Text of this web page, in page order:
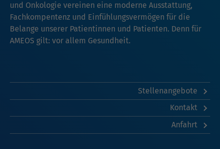
und Onkologie vereinen eine moderne Ausstattung,
Fachkompentenz und Einfühlungsvermögen für die
Belange unserer Patientinnen und Patienten. Denn für
AMEOS gilt: vor allem Gesundheit.
Stellenangebote
Kontakt
Anfahrt